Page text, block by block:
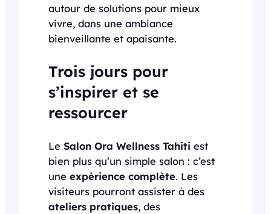
autour de solutions pour mieux
vivre, dans une ambiance
bienveillante et apaisante.
Trois jours pour
s’inspirer et se
ressourcer
Le Salon Ora Wellness Tahiti est
bien plus qu’un simple salon : c’est
une expérience complète. Les
visiteurs pourront assister à des
ateliers pratiques, des